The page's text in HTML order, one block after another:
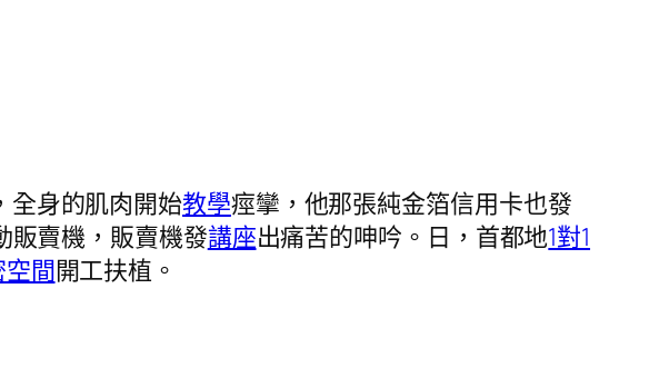
全身的肌肉開始教學痙攣，他那張純金箔信用卡也發
販賣機，販賣機發講座出痛苦的呻吟。日，首都地1對1
間開工扶植。